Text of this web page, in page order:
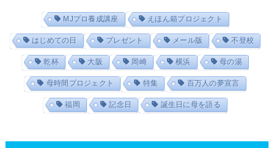
MJプロ養成講座 えほん箱プロジェクト
はじめての日 プレゼント メール版 不登校
乾杯 大阪 岡崎 横浜 母の湯
母時間プロジェクト 特集 百万人の夢宣言
福岡 記念日 誕生日に母を語る